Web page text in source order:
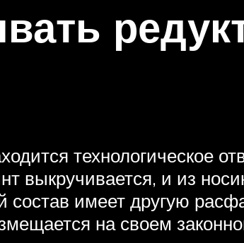
технологическое
выкручивается, и из
имеет другую
на своем